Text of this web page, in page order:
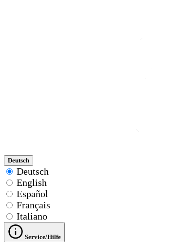
Deutsch
Deutsch
English
Español
Français
Italiano
Service/Hilfe